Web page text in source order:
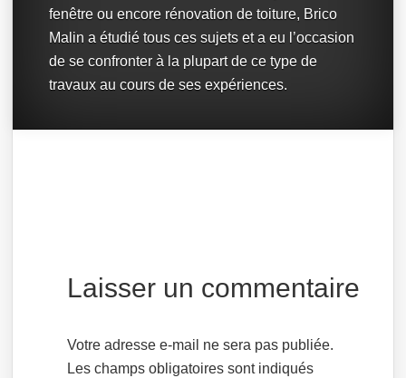
fenêtre ou encore rénovation de toiture, Brico
Malin a étudié tous ces sujets et a eu l’occasion
de se confronter à la plupart de ce type de
travaux au cours de ses expériences.
Laisser un commentaire
Votre adresse e-mail ne sera pas publiée.
Les champs obligatoires sont indiqués